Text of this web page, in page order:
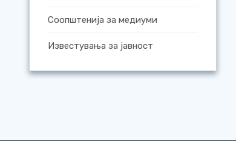
Соопштенија за медиуми
Известувања за јавност